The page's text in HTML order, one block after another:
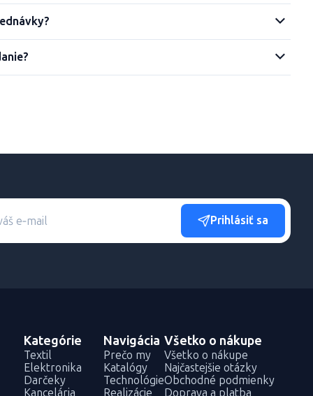
Prihlásiť sa
Kategórie
Textil
Elektronika
Darčeky
Kancelária
Navigácia
Prečo my
Katalógy
Technológie
Realizácie
Všetko o nákupe
Všetko o nákupe
Najčastejšie otázky
Obchodné podmienky
Doprava a platba